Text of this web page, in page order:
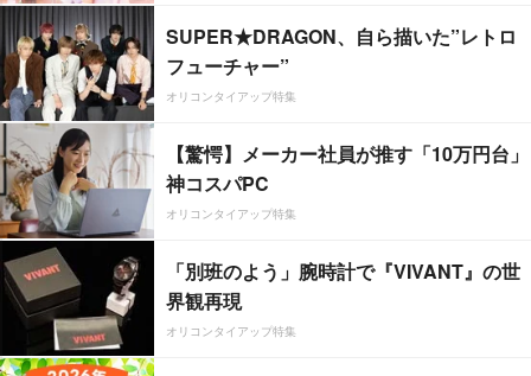
SUPER★DRAGON、自ら描いた”レトロ
フューチャー”
オリコンタイアップ特集
【驚愕】メーカー社員が推す「10万円台」
神コスパPC
オリコンタイアップ特集
「別班のよう」腕時計で『VIVANT』の世
界観再現
オリコンタイアップ特集